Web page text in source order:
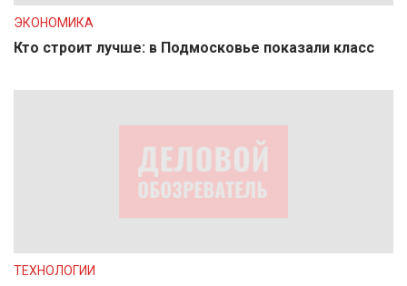
ЭКОНОМИКА
Кто строит лучше: в Подмосковье показали класс
ТЕХНОЛОГИИ